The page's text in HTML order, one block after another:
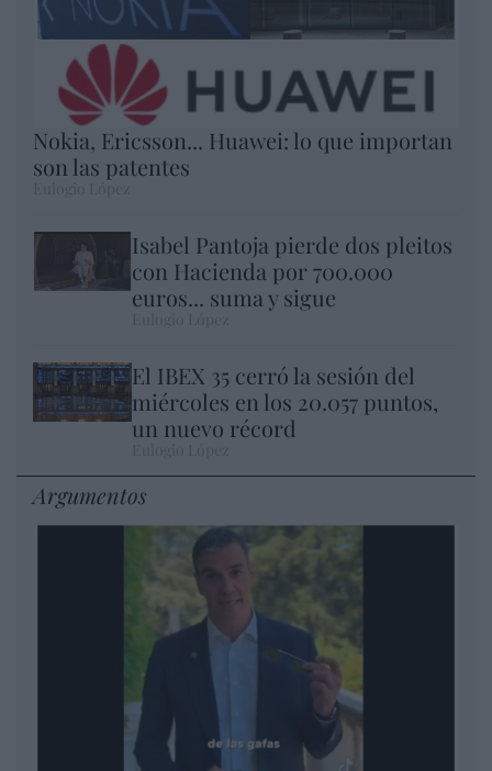
Nokia, Ericsson... Huawei: lo que importan
son las patentes
Isabel Pantoja pierde dos pleitos
con Hacienda por 700.000
euros... suma y sigue
El IBEX 35 cerró la sesión del
miércoles en los 20.057 puntos,
un nuevo récord
Argumentos